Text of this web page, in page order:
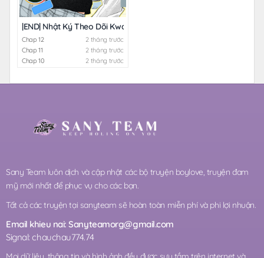
|END| Nhật Ký Theo Dõi Kwak Ha Jun
Chap 12
2 tháng trước
Chap 11
2 tháng trước
Chap 10
2 tháng trước
Sany Team luôn dịch và cập nhật các bộ truyện boylove, truyện đam
mỹ mới nhất để phục vụ cho các bạn.
Tất cả các truyện tại sanyteam sẽ hoàn toàn miễn phí và phi lợi nhuận.
Email khieu nai:Sanyteamorg@gmail.com
Signal: chauchau774.74